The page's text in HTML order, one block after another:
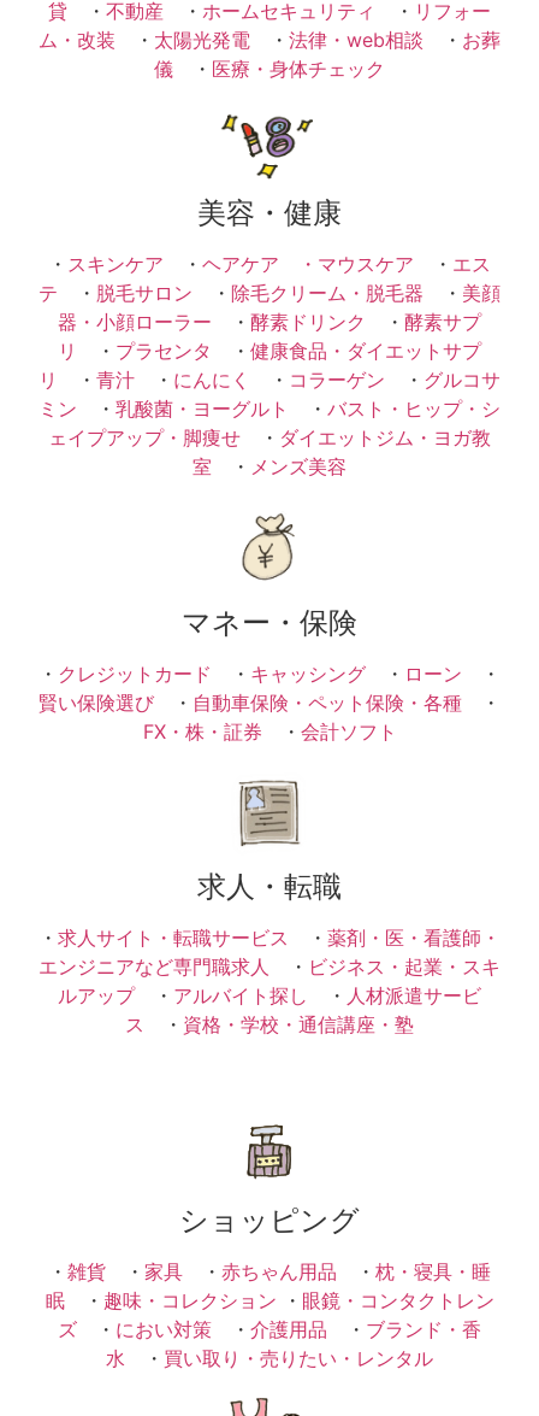
貸 ・ 不動産 ・ ホームセキュリティ ・ リフォー
ム・改装 ・ 太陽光発電 ・ 法律・web相談 ・ お葬
儀 ・ 医療・身体チェック
美容・健康
・ スキンケア ・ ヘアケア ・ マウスケア ・ エス
テ ・ 脱毛サロン ・ 除毛クリーム・脱毛器 ・ 美顔
器・小顔ローラー ・ 酵素ドリンク ・ 酵素サプ
リ
・ プラセンタ ・ 健康食品・ダイエットサプ
リ
・ 青汁 ・ にんにく ・ コラーゲン ・ グルコサ
ミン ・ 乳酸菌・ヨーグルト ・ バスト・ヒップ・シ
ェイプアップ・脚痩せ ・ ダイエットジム・ヨガ教
室 ・ メンズ美容
マネー・保険
・ クレジットカード ・ キャッシング ・ ローン ・
賢い保険選び ・ 自動車保険・ペット保険・各種 ・
FX・株・証券 ・ 会計ソフト
求人・転職
・ 求人サイト・転職サービス ・ 薬剤・医・看護師・
エンジニアなど専門職求人
・ ビジネス・起業・スキ
ルアップ・ アルバイト探し ・ 人材派遣サービ
ス ・ 資格・学校・通信講座・塾
ショッピング
・ 雑貨 ・ 家具 ・ 赤ちゃん用品 ・ 枕・寝具・睡
眠・ 趣味・コレクション ・ 眼鏡・コンタクトレン
ズ ・ におい対策 ・ 介護用品 ・ ブランド・香
水 ・ 買い取り・売りたい・レンタル